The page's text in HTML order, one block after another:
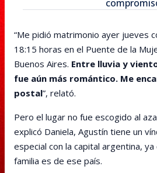
“Me pidió matrimonio ayer jueves
18:15 horas en el Puente de la
Buenos Aires. Entre lluvia y
fue aún más romántico. Me
postal”, relató.
Pero el lugar no fue escogido al
explicó Daniela, Agustín tiene un
especial con la capital argentina, ya
familia es de ese país.